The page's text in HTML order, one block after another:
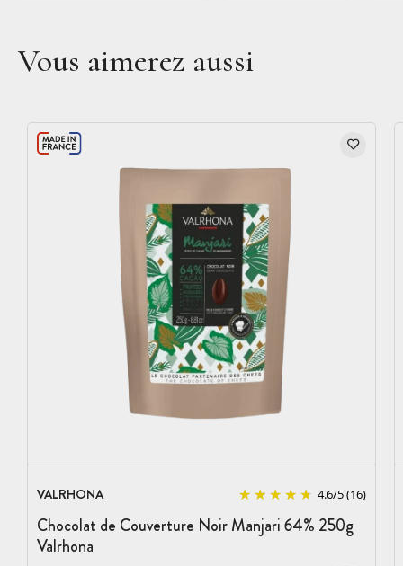
Vous aimerez aussi
VALRHONA 4.6/5(16)
Chocolat de Couverture Noir Manjari 64% 250g
Valrhona